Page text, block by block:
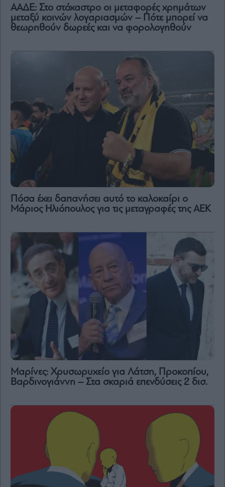
ΑΑΔΕ: Στο στόχαστρο οι μεταφορές χρημάτων
μεταξύ κοινών λογαριασμών – Πότε μπορεί να
θεωρηθούν δωρεές και να φορολογηθούν
Πόσα έχει δαπανήσει αυτό το καλοκαίρι ο
Μάριος Ηλιόπουλος για τις μεταγραφές της ΑΕΚ
Μαρίνες: Χρυσωρυχείο για Λάτση, Προκοπίου,
Βαρδινογιάννη – Στα σκαριά επενδύσεις 2 δισ.